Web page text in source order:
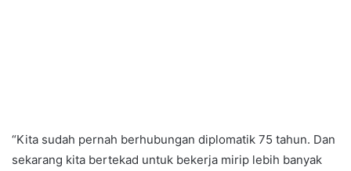
“Kita sudah pernah berhubungan diplomatik 75 tahun. Dan
sekarang kita bertekad untuk bekerja mirip lebih banyak